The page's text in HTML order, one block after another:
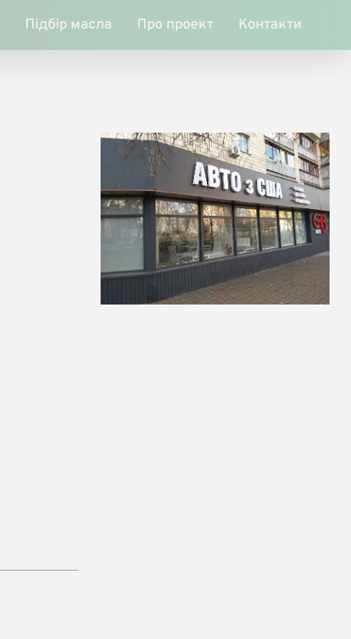
Підбір масла Про проект Контакти